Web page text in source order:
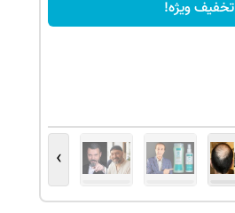
تخفیف ویژه!
›